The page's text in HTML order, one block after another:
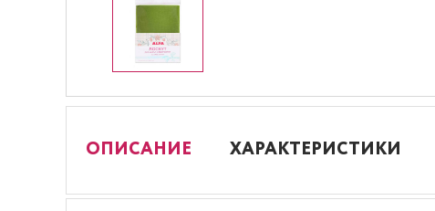
ОПИСАНИЕ ХАРАКТЕРИСТИКИ